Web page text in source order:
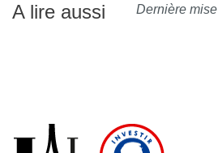
Dernière
A lire aussi